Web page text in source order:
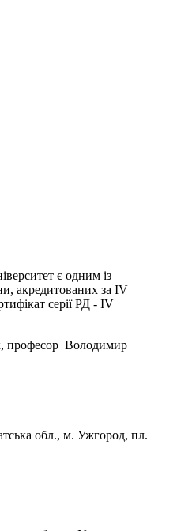
є одним із
акредитованих за IV
серії РД - IV
професор Володимир
обл., м. Ужгород, пл.